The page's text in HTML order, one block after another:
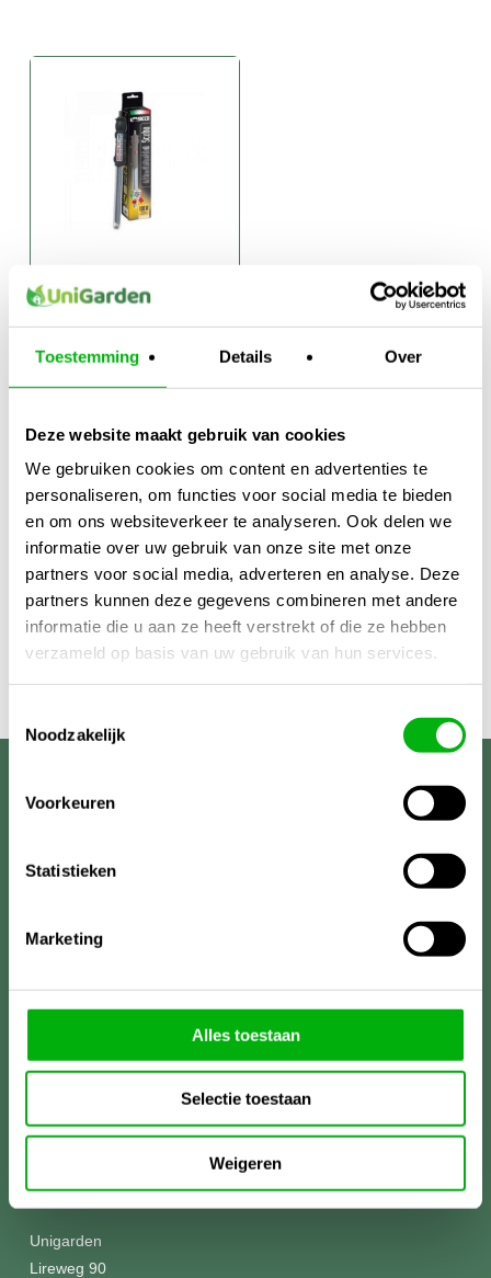
Toestemming Details Over
Deze website maakt gebruik van cookies
We gebruiken cookies om content en advertenties te
personaliseren, om functies voor social media te bieden
en om ons websiteverkeer te analyseren. Ook delen we
informatie over uw gebruik van onze site met onze
partners voor social media, adverteren en analyse. Deze
partners kunnen deze gegevens combineren met andere
informatie die u aan ze heeft verstrekt of die ze hebben
verzameld op basis van uw gebruik van hun services.
Noodzakelijk
Voorkeuren
Statistieken
Marketing
Alles toestaan
Selectie toestaan
Weigeren
Sicce Scuba
Vatverwarmer
met
Droogloopbeveiliging
€24,95Prijsklasse:
€22,95
tot
€24,95
Unigarden
Meer informatie?
Unigarden
Lireweg 90